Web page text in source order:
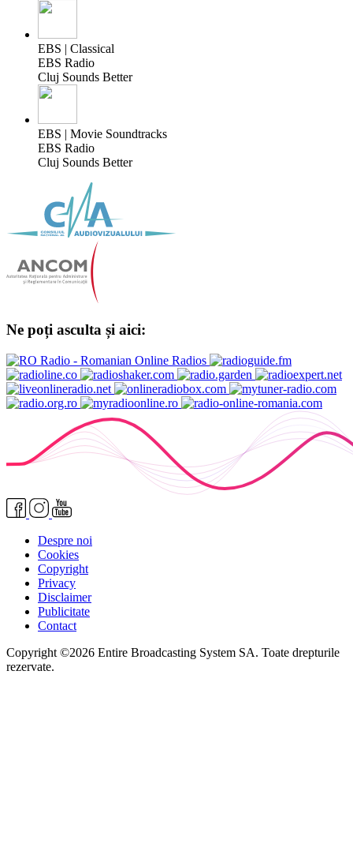
EBS | Classical
EBS Radio
Cluj Sounds Better
EBS | Movie Soundtracks
EBS Radio
Cluj Sounds Better
Ne poți asculta și aici:
Despre noi
Cookies
Copyright
Privacy
Disclaimer
Publicitate
Contact
Copyright ©2026 Entire Broadcasting System SA. Toate drepturile
rezervate.